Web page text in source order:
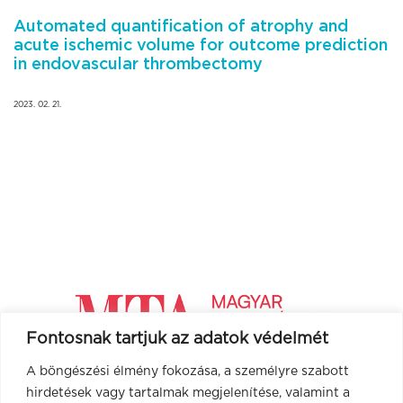
Fontosnak tartjuk az adatok védelmét
A böngészési élmény fokozása, a személyre szabott
hirdetések vagy tartalmak megjelenítése, valamint a
Automated quantification of atrophy and
acute ischemic volume for outcome prediction
in endovascular thrombectomy
2023. 02. 21.